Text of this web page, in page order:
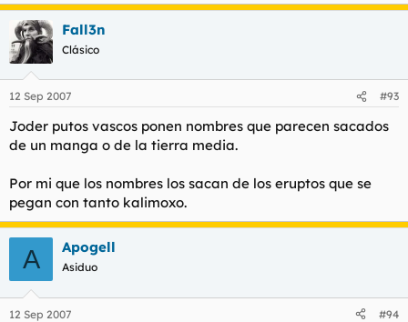
Fall3n
Clásico
12 Sep 2007 #93
Joder putos vascos ponen nombres que parecen sacados
de un manga o de la tierra media.
Por mi que los nombres los sacan de los eruptos que se
pegan con tanto kalimoxo.
A Apogell
Asiduo
12 Sep 2007 #94